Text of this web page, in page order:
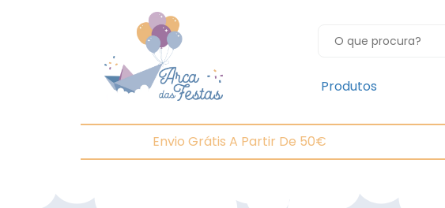
Produtos
Envio Grátis A Partir De 50€